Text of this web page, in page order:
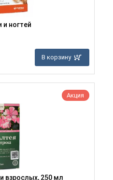
ногтей
В корзину
Акция
взрослых, 250 мл